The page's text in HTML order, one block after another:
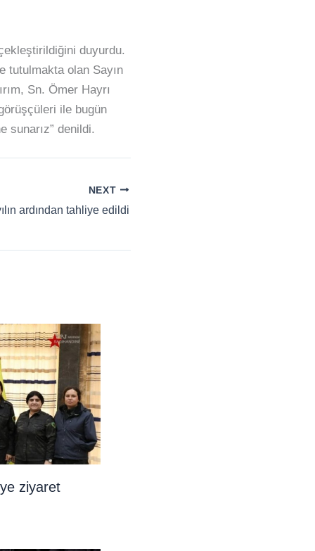
duyurdu.
tutulmakta olan Sayın
Sn. Ömer Hayrı
ile bugün
sunarız” denildi.
NEXT
ardından tahliye edildi
ziyaret